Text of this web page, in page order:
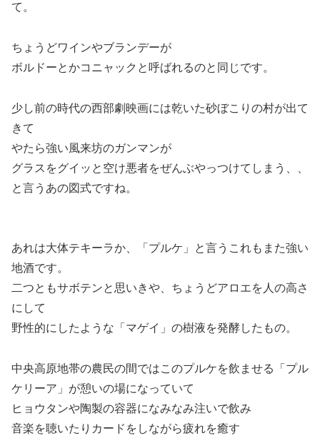
て。
ちょうどワインやブランデーが
ボルドーとかコニャックと呼ばれるのと同じです。
少し前の時代の西部劇映画には乾いた砂ぼこりの村が出て
きて
やたら強い風来坊のガンマンが
グラスをグイッと空け悪者をぜんぶやっつけてしまう、、
と言うあの図式ですね。
あれは大体テキーラか、「プルケ」と言うこれもまた強い
地酒です。
二つともサボテンと思いきや、ちょうどアロエを人の高さ
にして
野性的にしたような「マゲイ」の樹液を発酵したもの。
中央高原地帯の農民の間ではこのプルケを飲ませる「プル
ケリーア」が憩いの場になっていて
ヒョウタンや陶製の容器になみなみ注いで飲み
音楽を聴いたりカードをしながら疲れを癒す